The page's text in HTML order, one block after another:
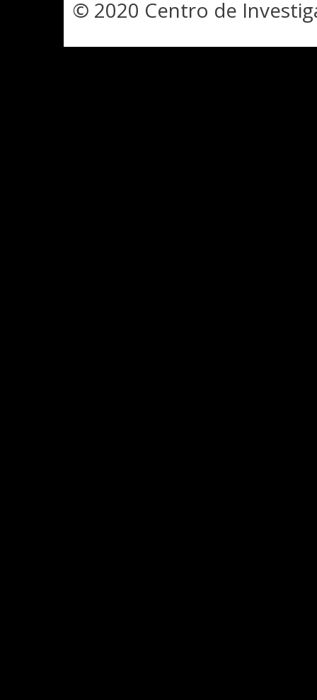
© 2020 Centro de